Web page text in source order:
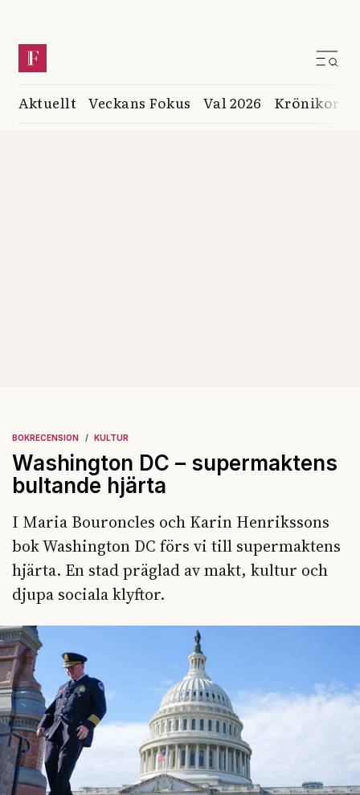
Aktuellt Veckans Fokus Val 2026 Krönikor
BOKRECENSION KULTUR
Washington DC – supermaktens
bultande hjärta
I Maria Bouroncles och Karin Henrikssons
bok Washington DC förs vi till supermaktens
hjärta. En stad präglad av makt, kultur och
djupa sociala klyftor.